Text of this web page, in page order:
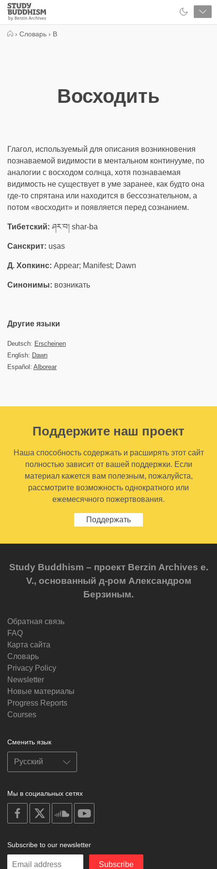
Close
Study
Buddhism
› Словарь › В
Восходить
Глагол, используемый для описания возникновения
познаваемой видимости в ментальном континууме, по
аналогии с восходом солнца, хотя познаваемая
видимость не существует в уме заранее, как будто она
где-то спрятана или находится в бессознательном, а
потом «восходит» и появляется перед сознанием.
Тибетский: ཤར་བ། shar-ba
Санскрит: uṣas
Д. Хопкинс: Appear; Manifest; Dawn
Синонимы: возникать
Другие языки
Deutsch: Erscheinen
English: Dawn
Español: Alborear
Поддержите наш проект
Наша способность содержать и расширять этот сайт
полностью зависит от вашей поддержки. Если
материал кажется вам полезным, пожалуйста,
рассмотрите возможность однократного или
ежемесячного пожертвования.
Поддержать
Study Buddhism – проект Berzin Archives e.
V., основанный д-ром Александром
Берзиным.
Обратная связь
FAQ
Карта сайта
Словарь
Privacy Policy
Newsletter
Новые материалы
Progress Reports
Courses
Сменить язык
Мы в социальных сетях
on
facebook
soundcloud
Subscribe to our newsletter
Enter
Subscribe